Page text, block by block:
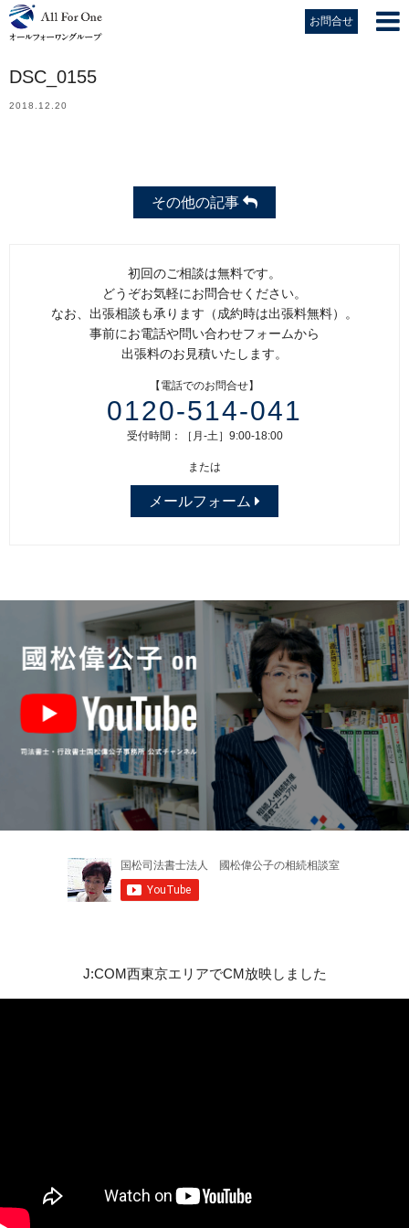
お問合せ
DSC_0155
2018.12.20
その他の記事
初回のご相談は無料です。
どうぞお気軽にお問合せください。
なお、出張相談も承ります（成約時は出張料無料）。
事前にお電話や問い合わせフォームから
出張料のお見積いたします。
【電話でのお問合せ】
0120-514-041
受付時間：［月-土］9:00-18:00
または
メールフォーム
J:COM西東京エリアでCM放映しました